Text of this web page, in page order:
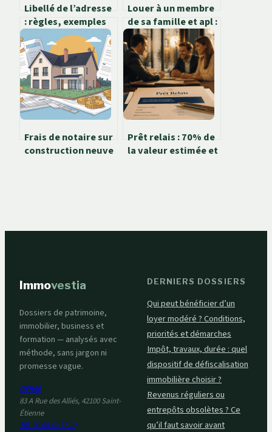
Libellé de l’adresse
: règles, exemples
et bonnes pratiques
à connaître
Louer à un membre
de sa famille et apl :
mode d’emploi clair
et sans risques
Frais de notaire sur
construction neuve
Prêt relais : 70% de
la valeur estimée et
Immovestia
Dossiers de patrimoine,
immobilier, business et
formation — analysés avec
méthode, sans jargon ni
promesse vague.
OFRAE
83 A Rue des Alliés, 42100 Saint-
Étienne
Tél. 06 08 42 17 10
DERNIERS DOSSIERS
Qui peut bénéficier d’un
loyer modéré ? Conditions,
priorités et démarches
Impôt, travaux, durée : quel
dispositif de défiscalisation
immobilière choisir ?
Revenus réguliers ou
entrepôts obsolètes ? Ce
qu’il faut savoir avant